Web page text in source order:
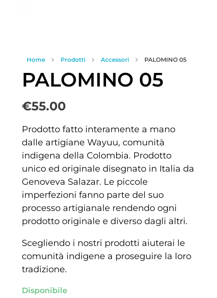
Home Prodotti Accessori PALOMINO 05
PALOMINO 05
€55.00
Prodotto fatto interamente a mano
dalle artigiane Wayuu, comunità
indigena della Colombia. Prodotto
unico ed originale disegnato in Italia da
Genoveva Salazar. Le piccole
imperfezioni fanno parte del suo
processo artigianale rendendo ogni
prodotto originale e diverso dagli altri.
Scegliendo i nostri prodotti aiuterai le
comunità indigene a proseguire la loro
tradizione.
Disponibile